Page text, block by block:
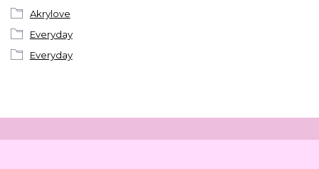
Akrylove
Everyday
Everyday